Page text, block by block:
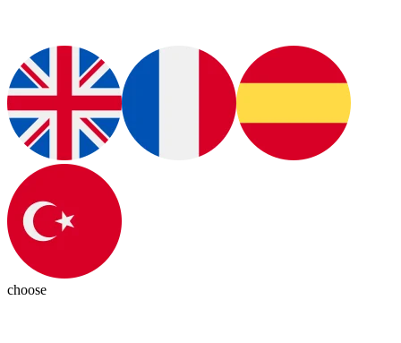
choose